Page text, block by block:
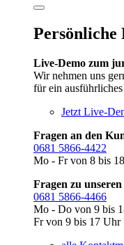
Persönliche
Live-Demo zum
Wir nehmen uns
für ein
Jetzt Live-
Fragen an den
0681 5866-4422
Mo - Fr von 8 bis
Fragen zu
0681 5866-4466
Mo - Do von 9 bis
Fr von 9 bis 17 Uhr